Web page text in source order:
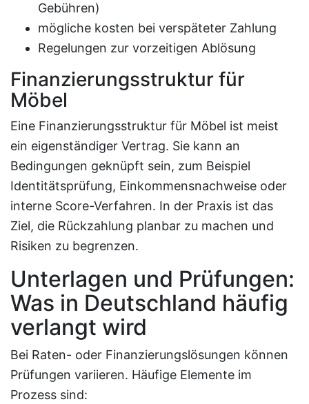
Gebühren)
mögliche kosten bei verspäteter Zahlung
Regelungen zur vorzeitigen Ablösung
Finanzierungsstruktur für
Möbel
Eine Finanzierungsstruktur für Möbel ist meist
ein eigenständiger Vertrag. Sie kann an
Bedingungen geknüpft sein, zum Beispiel
Identitätsprüfung, Einkommensnachweise oder
interne Score-Verfahren. In der Praxis ist das
Ziel, die Rückzahlung planbar zu machen und
Risiken zu begrenzen.
Unterlagen und Prüfungen:
Was in Deutschland häufig
verlangt wird
Bei Raten- oder Finanzierungslösungen können
Prüfungen variieren. Häufige Elemente im
Prozess sind: